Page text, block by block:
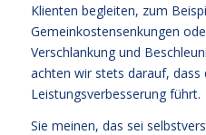
Klienten begleiten, zum
Gemeinkostensenkungen
Verschlankung und
achten wir stets darauf, dass
Leistungsverbesserung führt.
Sie meinen, das sei